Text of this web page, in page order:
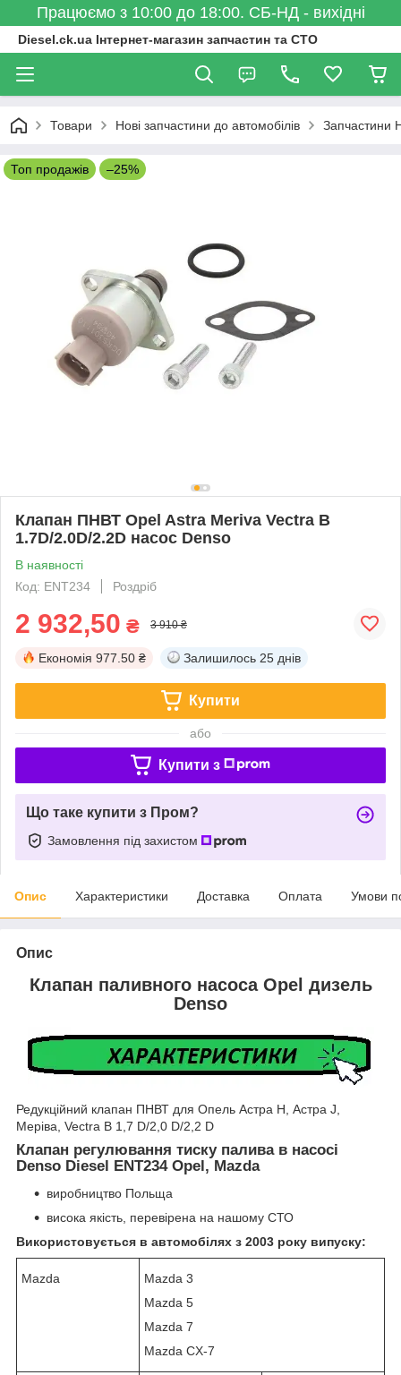
Працюємо з 10:00 до 18:00. СБ-НД - вихідні
Diesel.ck.ua Інтернет-магазин запчастин та СТО
Товари Нові запчастини до автомобілів Запчастини
Топ продажів –25%
Клапан ПНВТ Opel Astra Meriva Vectra B
1.7D/2.0D/2.2D насос Denso
В наявності
Код: ENT234
Роздріб
2 932,50 ₴ 3 910 ₴
Економія 977.50 ₴ Залишилось 25 днів
Купити
або
Купити з
Що таке купити з Пром?
Замовлення під захистом
Опис Характеристики Доставка Оплата Умови
Опис
Клапан паливного насоса Opel дизель
Denso
Редукційний клапан ПНВТ для Опель Астра Н, Астра J,
Меріва, Vectra B 1,7 D/2,0 D/2,2 D
Клапан регулювання тиску палива в насосі
Denso Diesel ENT234 Opel, Mazda
виробництво Польща
висока якість, перевірена на нашому СТО
Використовується в автомобілях з 2003 року випуску:
Mazda
Mazda 3
Mazda 5
Mazda 7
Mazda CX-7